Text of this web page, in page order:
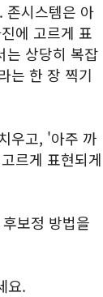
존시스템은 아
에 고르게 표
는 상당히 복잡
는 한 장 찍기
우고, '아주 까
르게 표현되게
보정 방법을
요.